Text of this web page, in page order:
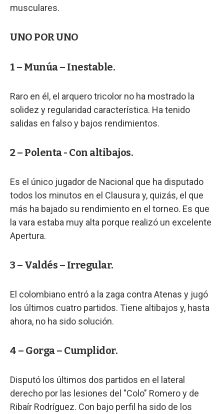
musculares.
UNO POR UNO
1 – Munúa – Inestable.
Raro en él, el arquero tricolor no ha mostrado la
solidez y regularidad característica. Ha tenido
salidas en falso y bajos rendimientos.
2 – Polenta - Con altibajos.
Es el único jugador de Nacional que ha disputado
todos los minutos en el Clausura y, quizás, el que
más ha bajado su rendimiento en el torneo. Es que
la vara estaba muy alta porque realizó un excelente
Apertura.
3 – Valdés – Irregular.
El colombiano entró a la zaga contra Atenas y jugó
los últimos cuatro partidos. Tiene altibajos y, hasta
ahora, no ha sido solución.
4 – Gorga – Cumplidor.
Disputó los últimos dos partidos en el lateral
derecho por las lesiones del "Colo" Romero y de
Ribaír Rodríguez. Con bajo perfil ha sido de los